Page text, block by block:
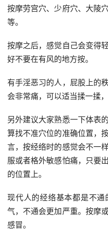
按摩劳宫穴、少府穴、大陵
等。
按摩之后，感觉自己会变得
好不要在有风的地方按。
有手淫恶习的人，屁股上的
会非常痛，可以适当揉一揉，
另外建议大家熟悉一下体表
算找不准穴位的准确位置，
言，按经络时的感觉会不一
服或者格外敏感怕痛，只要
的位置上。
现代人的经络基本都是不
气，不通会更加严重。按摩
感冒。